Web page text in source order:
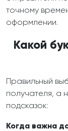
точному
оформлении.
Какой
Правильный
получателя, а
подсказок:
Когда важна